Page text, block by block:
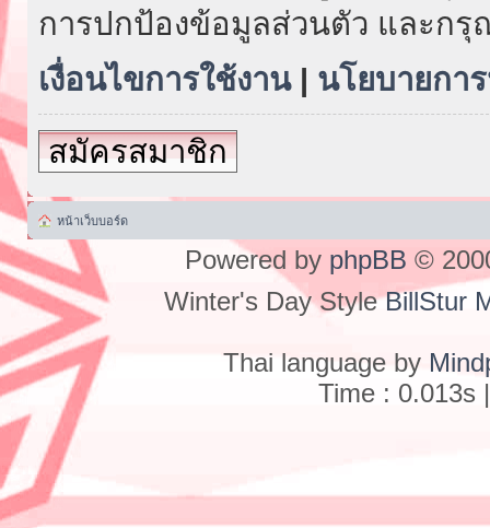
การปกป้องข้อมูลส่วนตัว และก
เงื่อนไขการใช้งาน| นโยบายกา
สมัครสมาชิก
หน้าเว็บบอร์ด
Powered by phpBB ©
Winter's Day StyleBillStur
Thai language by
Time : 0.013s